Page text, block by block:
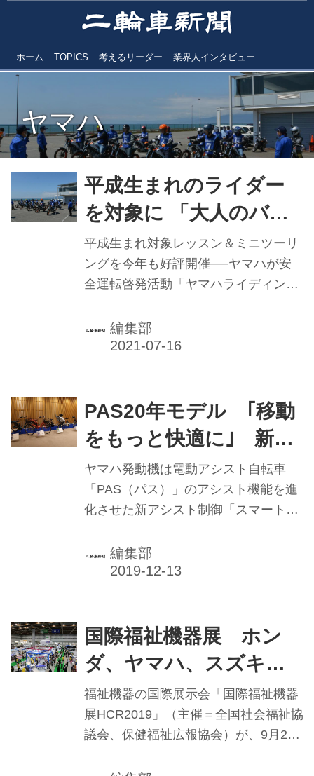
ホーム TOPICS 考えるリーダー 業界人インタビュー
ヤマハ
平成生まれのライダー
を対象に 「大人のバイ
クレッスン」──ヤマハ
ライディングアカデミ
ー
平成生まれ対象レッスン＆ミニツーリ
ングを今年も好評開催──ヤマハが安
全運転啓発活動「ヤマハライディング
いる「大人のバイクレッスン」のう
ち、平成生まれの若者を対象にした安
編集部
PAS20年モデル ｢移動
をもっと快適に｣ 新ア
シスト制御を搭載 ヤ
マハ発動機
ヤマハ発動機は電動アシスト自転車
「PAS（パス）」のアシスト機能を進
化させた新アシスト制御「スマートパ
より順次搭載する。10月29日に埼玉ス
タジアムで開催された報道関係者向け
た。
編集部
国際福祉機器展 ホン
ダ、ヤマハ、スズキが
出展
福祉機器の国際展示会「国際福祉機器
展HCR2019」（主催＝全国社会福祉協
議会、保健福祉広報協会）が、9月25